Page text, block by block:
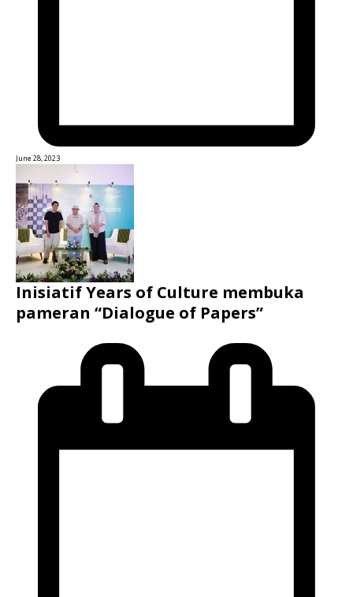
June 28, 2023
Inisiatif Years of Culture membuka
pameran “Dialogue of Papers”